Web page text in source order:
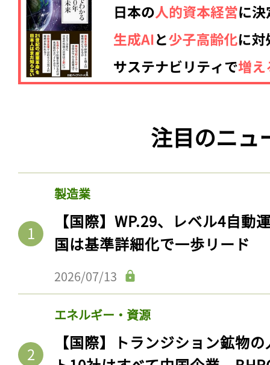
注目のニュ
製造業
【国際】WP.29、レベル4自動
国は基準詳細化で一歩リード
2026/07/13
エネルギー・資源
【国際】トランジション鉱物